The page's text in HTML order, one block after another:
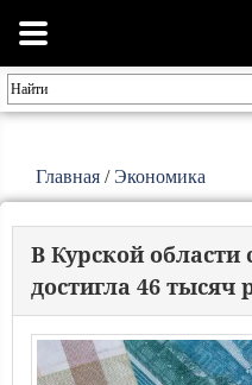
Главная / Экономика
В Курской области
достигла 46 тысяч